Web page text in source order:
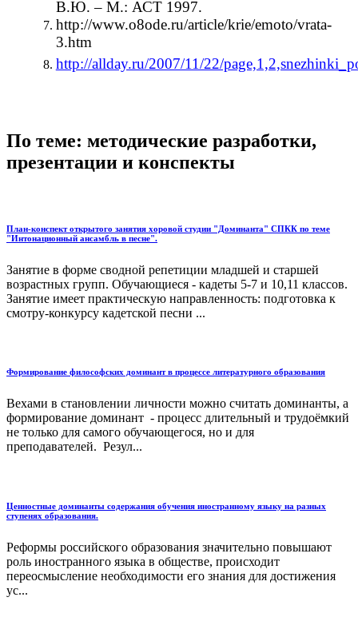
В.Ю. – М.: АСТ 1997.
http://www.o8ode.ru/article/krie/emoto/vrata-
3.htm
http://allday.ru/2007/11/22/
По теме: методические разработки,
презентации и конспекты
План-конспект открытого занятия хоровой студии "Доминанта" СПКК по теме
"Интонационный ансамбль в песне".
Занятие в форме сводной репетиции младшей и старшей
возрастных групп. Обучающиеся - кадеты 5-7 и 10,11 классов.
Занятие имеет практическую направленность: подготовка к
смотру-конкурсу кадетской песни ...
Формирование философских доминант в процессе литературного образования
Вехами в становлении личности можно считать доминанты, а
формирование доминант - процесс длительный и трудоёмкий
не только для самого обучающегося, но и для
преподавателей. Резул...
Ценностные доминанты содержания обучения иностранному языку на разных
ступенях образования.
Реформы российского образования значительно повышают
роль иностранного языка в обществе, происходит
переосмысление необходимости его знания для достижения
ус...